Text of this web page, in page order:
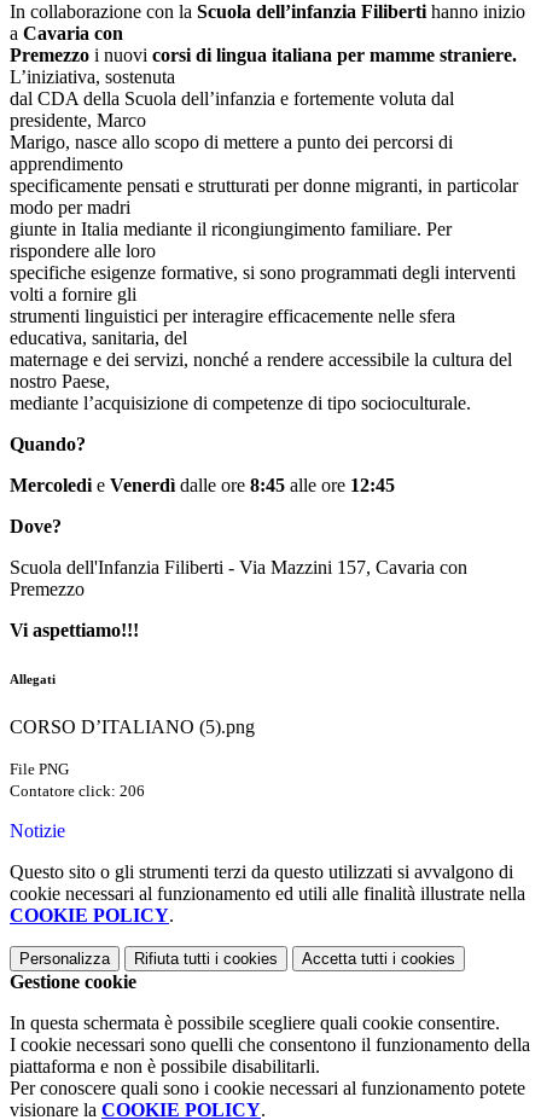
In collaborazione con la Scuola dell’infanzia Filiberti hanno inizio
a Cavaria con
Premezzo i nuovi corsi di lingua italiana per mamme straniere.
L’iniziativa, sostenuta
dal CDA della Scuola dell’infanzia e fortemente voluta dal
presidente, Marco
Marigo, nasce allo scopo di mettere a punto dei percorsi di
apprendimento
specificamente pensati e strutturati per donne migranti, in particolar
modo per madri
giunte in Italia mediante il ricongiungimento familiare. Per
rispondere alle loro
specifiche esigenze formative, si sono programmati degli interventi
volti a fornire gli
strumenti linguistici per interagire efficacemente nelle sfera
educativa, sanitaria, del
maternage e dei servizi, nonché a rendere accessibile la cultura del
nostro Paese,
mediante l’acquisizione di competenze di tipo socioculturale.
Quando?
Mercoledi e Venerdì dalle ore 8:45 alle ore 12:45
Dove?
Scuola dell'Infanzia Filiberti - Via Mazzini 157, Cavaria con
Premezzo
Vi aspettiamo!!!
Allegati
CORSO D’ITALIANO (5).png
File PNG
Contatore click: 206
Notizie
Questo sito o gli strumenti terzi da questo utilizzati si avvalgono di
cookie necessari al funzionamento ed utili alle finalità illustrate nella
COOKIE POLICY.
Personalizza Rifiuta tutti i cookies Accetta tutti i cookies
Gestione cookie
In questa schermata è possibile scegliere quali cookie consentire.
I cookie necessari sono quelli che consentono il funzionamento della
piattaforma e non è possibile disabilitarli.
Per conoscere quali sono i cookie necessari al funzionamento potete
visionare la COOKIE POLICY.